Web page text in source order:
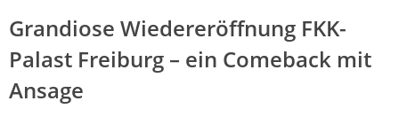
Grandiose Wiedereröffnung FKK-
Palast Freiburg – ein Comeback mit
Ansage